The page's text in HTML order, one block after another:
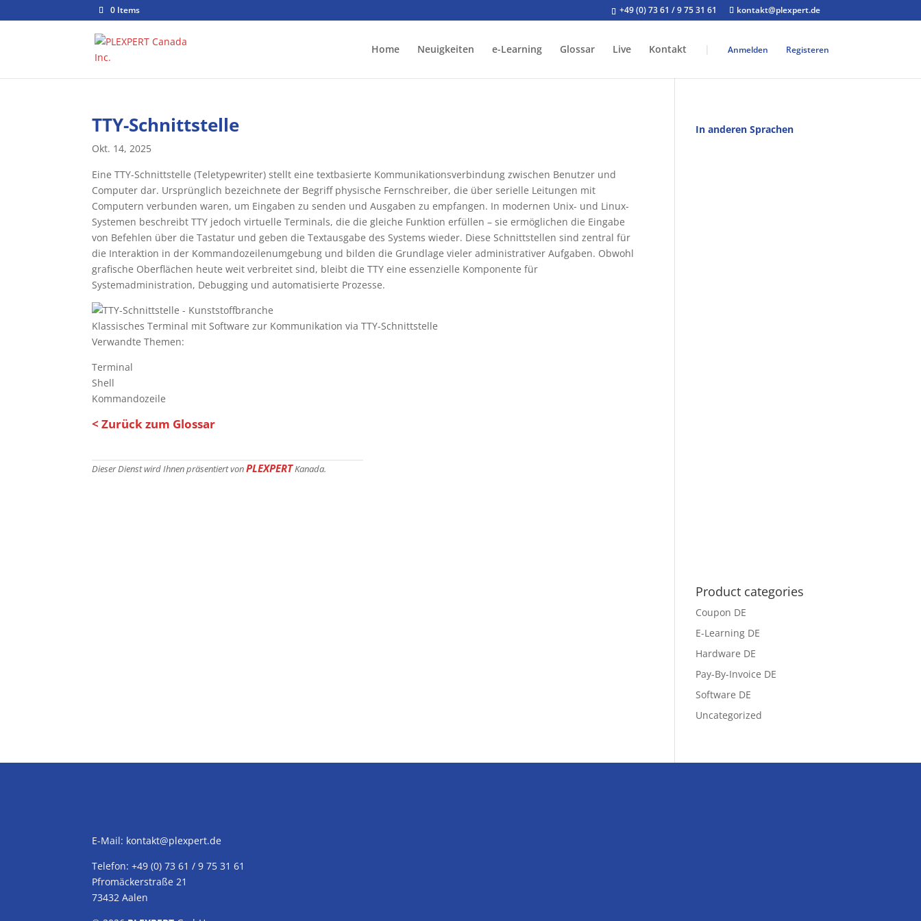
+49 (0) 73 61 / 9 75 31 61 kontakt@plexpert.de
0 Items
Home Neuigkeiten e-Learning Glossar Live Kontakt | Anmelden Registeren
TTY-Schnittstelle
Okt. 14, 2025
Eine TTY-Schnittstelle (Teletypewriter) stellt eine textbasierte Kommunikationsverbindung zwischen Benutzer und
Computer dar. Ursprünglich bezeichnete der Begriff physische Fernschreiber, die über serielle Leitungen mit
Computern verbunden waren, um Eingaben zu senden und Ausgaben zu empfangen. In modernen Unix- und Linux-
Systemen beschreibt TTY jedoch virtuelle Terminals, die die gleiche Funktion erfüllen – sie ermöglichen die Eingabe
von Befehlen über die Tastatur und geben die Textausgabe des Systems wieder. Diese Schnittstellen sind zentral für
die Interaktion in der Kommandozeilenumgebung und bilden die Grundlage vieler administrativer Aufgaben. Obwohl
grafische Oberflächen heute weit verbreitet sind, bleibt die TTY eine essenzielle Komponente für
Systemadministration, Debugging und automatisierte Prozesse.
Klassisches Terminal mit Software zur Kommunikation via TTY-Schnittstelle
Verwandte Themen:
Terminal
Shell
Kommandozeile
< Zurück zum Glossar
Dieser Dienst wird Ihnen präsentiert vonPLEXPERTKanada.
In anderen Sprachen
Product categories
Coupon DE
E-Learning DE
Hardware DE
Pay-By-Invoice DE
Software DE
Uncategorized
E-Mail: kontakt@plexpert.de
Telefon: +49 (0) 73 61 / 9 75 31 61
Pfromäckerstraße 21
73432 Aalen